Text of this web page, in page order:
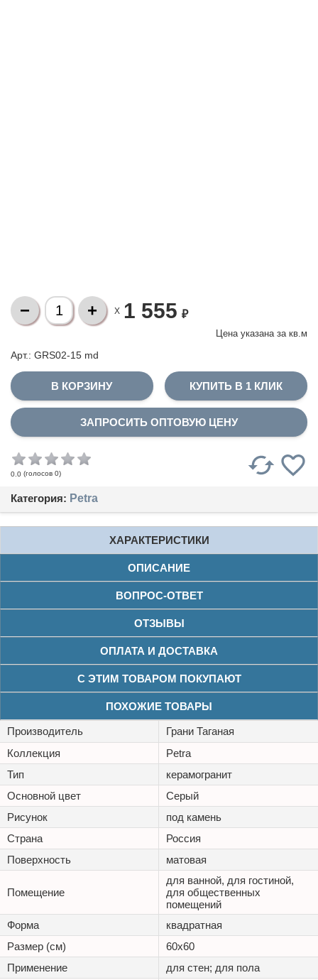
X 1 555 ₽
Цена указана за кв.м
Арт.: GRS02-15 md
КУПИТЬ В 1 КЛИК
ЗАПРОСИТЬ ОПТОВУЮ ЦЕНУ
0.0 (голосов 0)
Категория: Petra
ХАРАКТЕРИСТИКИ
ОПИСАНИЕ
ВОПРОС-ОТВЕТ
ОТЗЫВЫ
ОПЛАТА И ДОСТАВКА
С ЭТИМ ТОВАРОМ ПОКУПАЮТ
ПОХОЖИЕ ТОВАРЫ
Производитель
Грани Таганая
Коллекция
Petra
Тип
керамогранит
Основной цвет
Серый
Рисунок
под камень
Страна
Россия
Поверхность
матовая
Помещение
для ванной, для гостиной,
для общественных
помещений
Форма
квадратная
Размер (см)
60х60
Применение
для стен; для пола